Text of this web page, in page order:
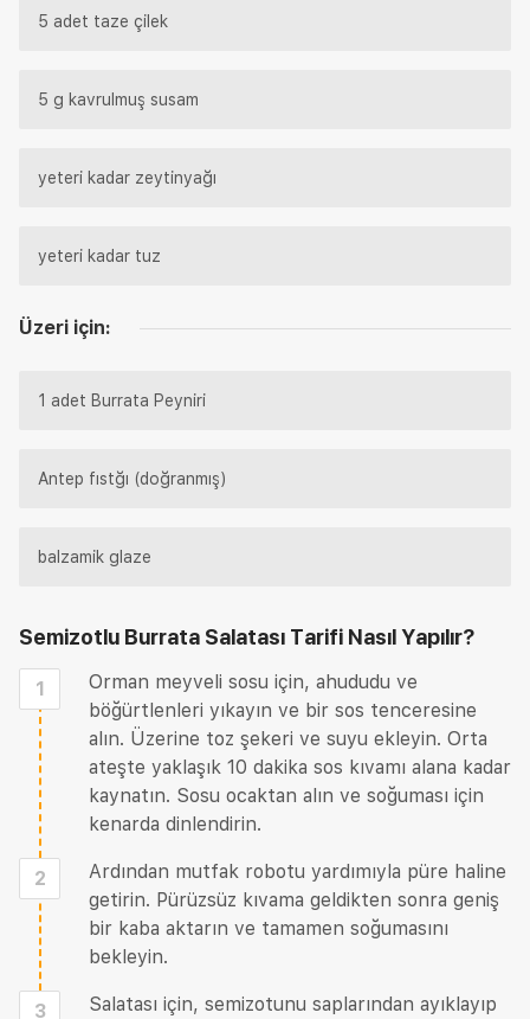
5 adet taze çilek
5 g kavrulmuş susam
yeteri kadar zeytinyağı
yeteri kadar tuz
Üzeri için:
1 adet Burrata Peyniri
Antep fıstğı (doğranmış)
balzamik glaze
Semizotlu Burrata Salatası Tarifi Nasıl Yapılır?
1
Orman meyveli sosu için, ahududu ve
böğürtlenleri yıkayın ve bir sos tenceresine
alın. Üzerine toz şekeri ve suyu ekleyin. Orta
ateşte yaklaşık 10 dakika sos kıvamı alana kadar
kaynatın. Sosu ocaktan alın ve soğuması için
kenarda dinlendirin.
2
Ardından mutfak robotu yardımıyla püre haline
getirin. Pürüzsüz kıvama geldikten sonra geniş
bir kaba aktarın ve tamamen soğumasını
bekleyin.
3 Salatası için, semizotunu saplarından ayıklayıp